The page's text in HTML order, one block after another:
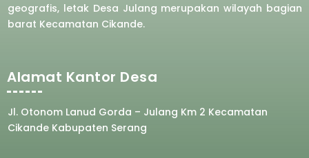
geografis, letak Desa Julang merupakan wilayah bagian
barat Kecamatan Cikande.
Alamat Kantor Desa
Jl. Otonom Lanud Gorda – Julang Km 2 Kecamatan
Cikande Kabupaten Serang